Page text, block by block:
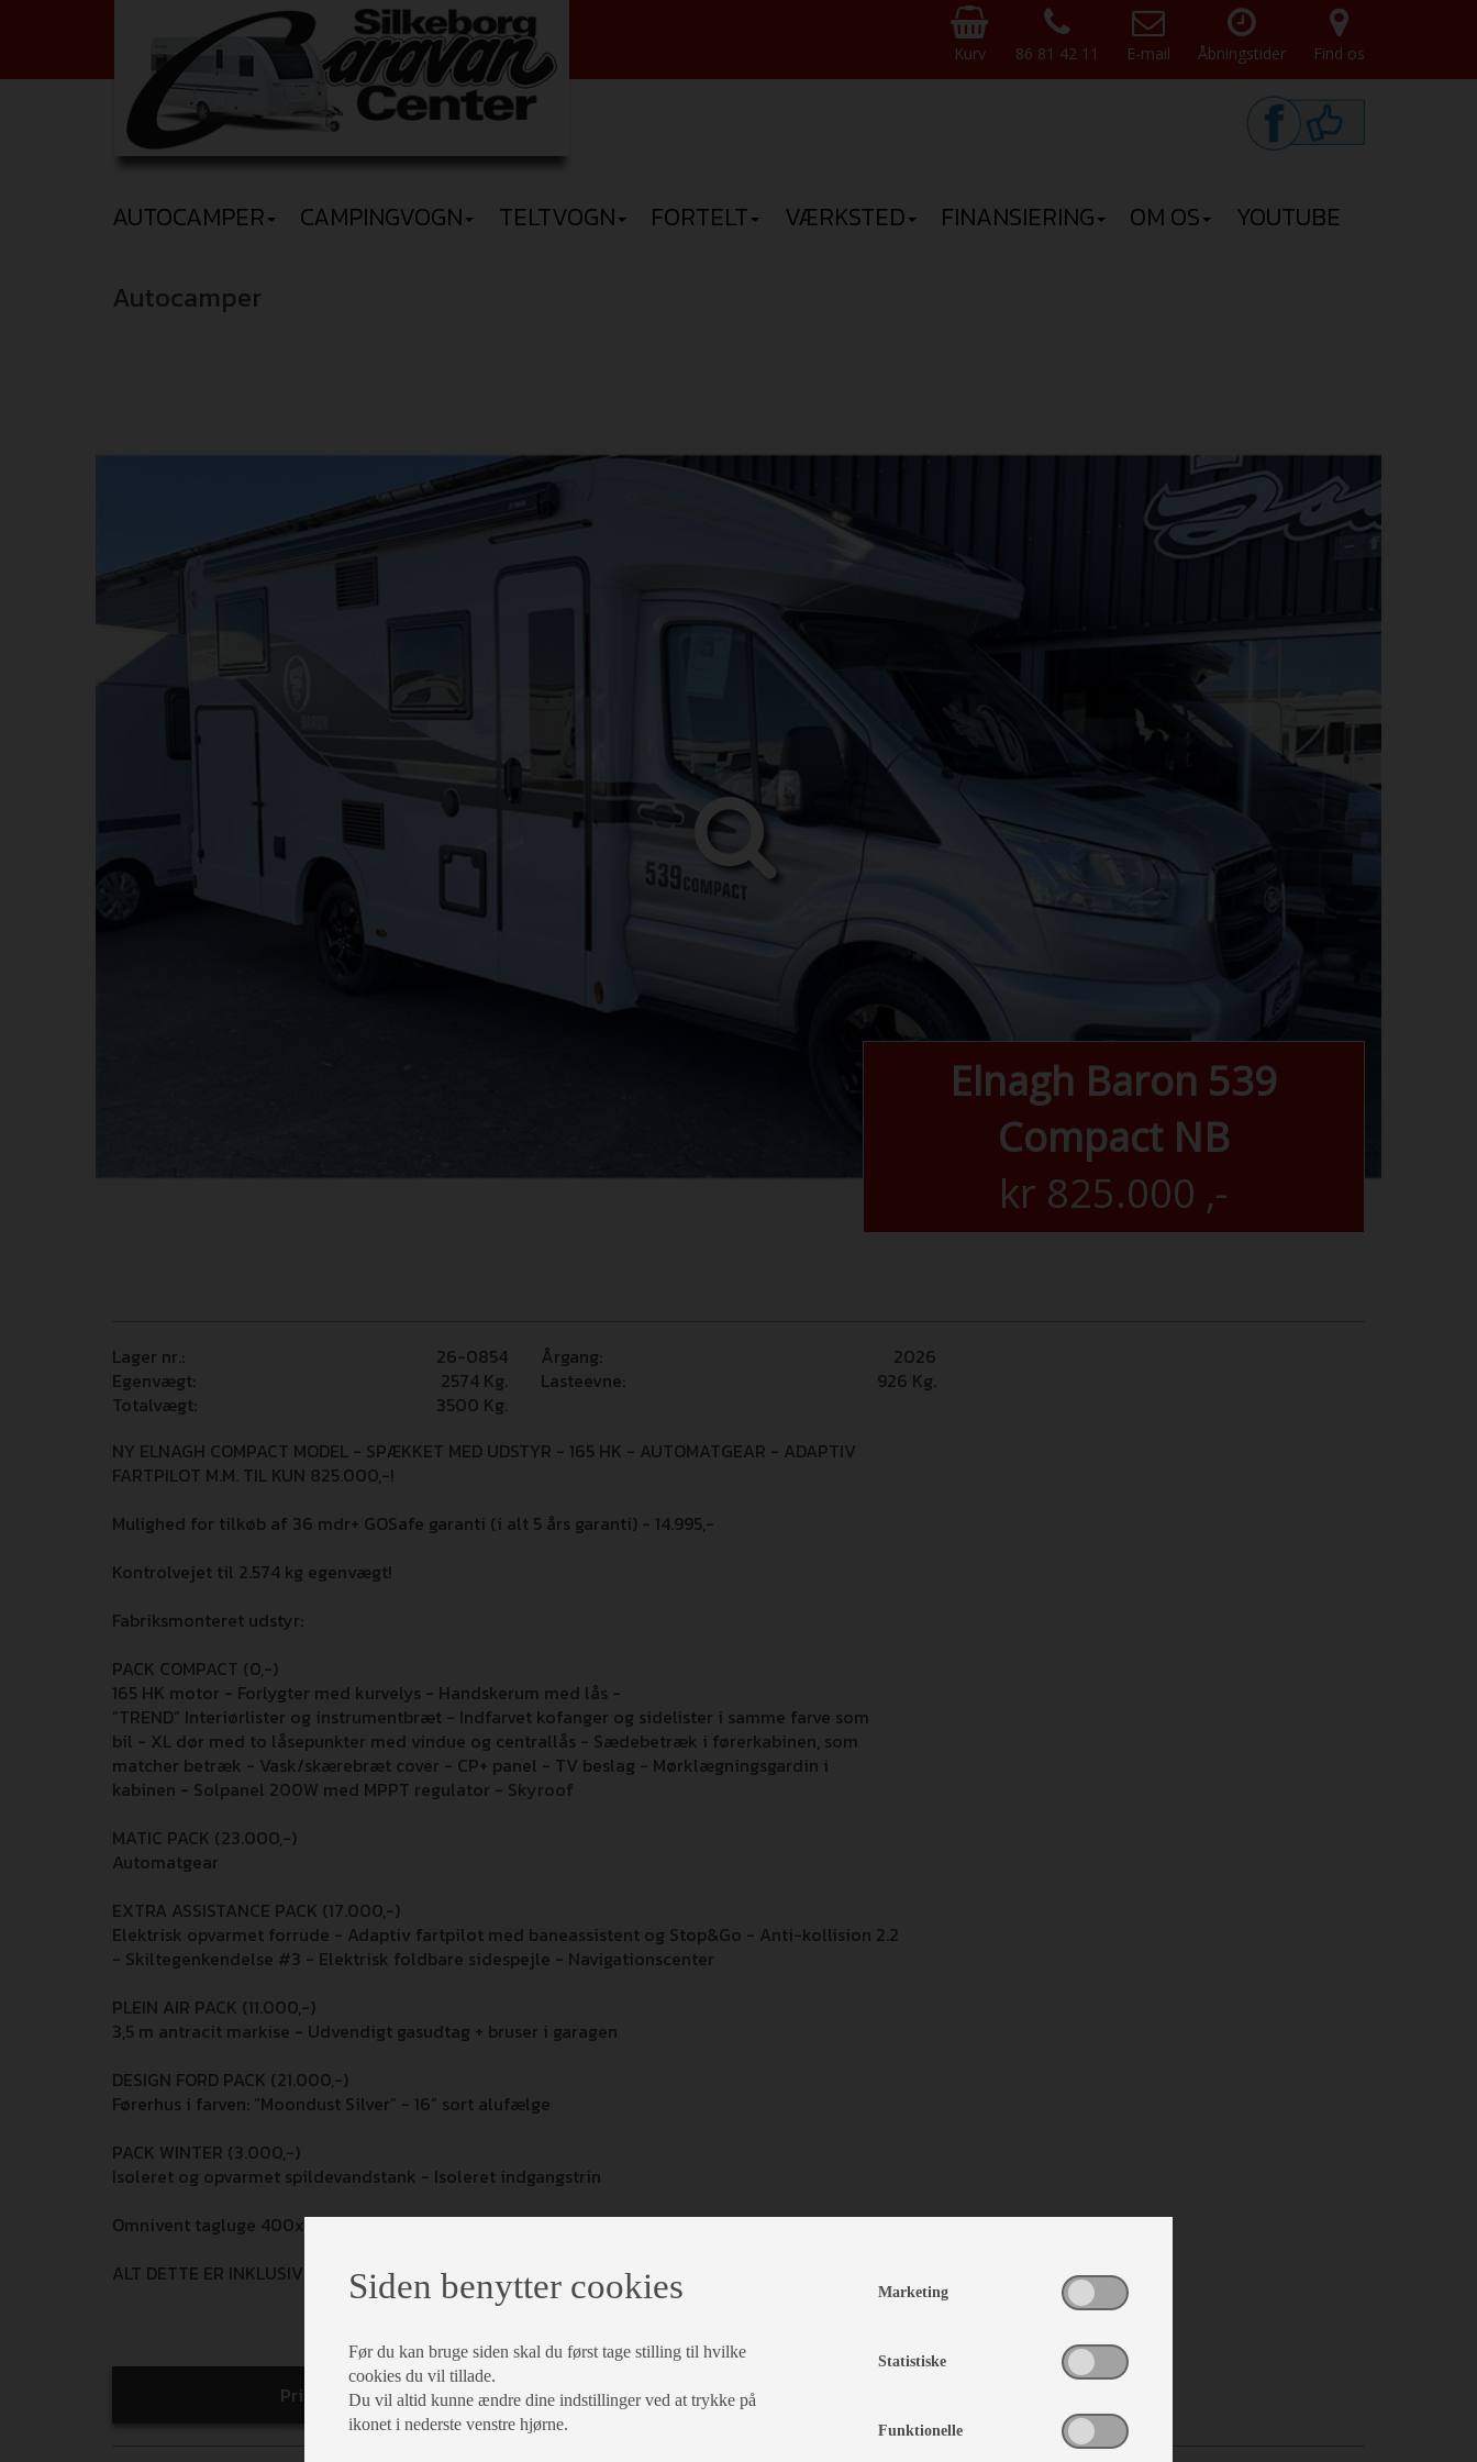
Kurv 86 81 42 11 E-mail Åbningstider Find os
AUTOCAMPER CAMPINGVOGN TELTVOGN FORTELT VÆRKSTED FINANSIERING OM OS YOUTUBE
Autocamper
Elnagh Baron 539
Compact NB
kr 825.000 ,-
Lager nr.: 26-0854 Årgang:
2026
Egenvægt:
2574 Kg. Lasteevne: 926 Kg.
Totalvægt:
3500 Kg.
NY ELNAGH COMPACT MODEL - SPÆKKET MED UDSTYR - 165 HK - AUTOMATGEAR - ADAPTIV
FARTPILOT M.M. TIL KUN 825.000,-!
Mulighed for tilkøb af 36 mdr+ GOSafe garanti (i alt 5 års garanti) - 14.995,-
Kontrolvejet til 2.574 kg egenvægt!
Fabriksmonteret udstyr:
PACK COMPACT (0,-)
165 HK motor - Forlygter med kurvelys - Handskerum med lås -
”TREND” Interiørlister og instrumentbræt - Indfarvet kofanger og sidelister i samme farve som
bil - XL dør med to låsepunkter med vindue og centrallås - Sædebetræk i førerkabinen, som
matcher betræk - Vask/skærebræt cover - CP+ panel - TV beslag - Mørklægningsgardin i
kabinen - Solpanel 200W med MPPT regulator - Skyroof
MATIC PACK (23.000,-)
Automatgear
EXTRA ASSISTANCE PACK (17.000,-)
Elektrisk opvarmet forrude - Adaptiv fartpilot med baneassistent og Stop&Go - Anti-kollision 2.2
- Skiltegenkendelse #3 - Elektrisk foldbare sidespejle - Navigationscenter
PLEIN AIR PACK (11.000,-)
3,5 m antracit markise - Udvendigt gasudtag + bruser i garagen
DESIGN FORD PACK (21.000,-)
Førerhus i farven: ”Moondust Silver” - 16” sort alufælge
PACK WINTER (3.000,-)
Isoleret og opvarmet spildevandstank - Isoleret indgangstrin
Omnivent tagluge 400x400 med blæser over køkkenet (2.000,-)
ALT DETTE ER INKLUSIV I UDSALGSPRISEN!
Print Finansiering
Siden benytter cookies
Før du kan bruge siden skal du først tage stilling til hvilke
cookies du vil tillade.
Du vil altid kunne ændre dine indstillinger ved at trykke på
ikonet i nederste venstre hjørne.
Marketing
Statistiske
Funktionelle